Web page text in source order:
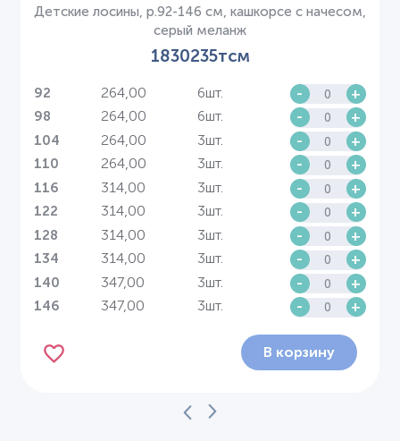
Детские лосины, р.92-146 см, кашкорсе с начесом,
серый меланж
1830235тсм
92 264,00 6шт. - +
98 264,00 6шт. - +
104 264,00 3шт. - +
110 264,00 3шт. - +
116 314,00 3шт. - +
122 314,00 3шт. - +
128 314,00 3шт. - +
134 314,00 3шт. - +
140 347,00 3шт. - +
146 347,00 3шт. - +
В корзину